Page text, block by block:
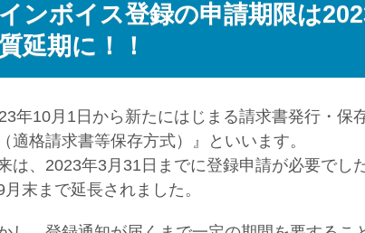
インボイス登録の申請期限は
延期に！！
年10月1日から新たにはじまる請求書発行・保
適格請求書等保存方式）』といいます。
は、2023年3月31日までに登録申請が必要でし
月末まで延長されました。